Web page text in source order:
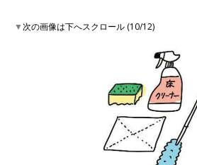
▼次の画像は下へスクロール (10/12)